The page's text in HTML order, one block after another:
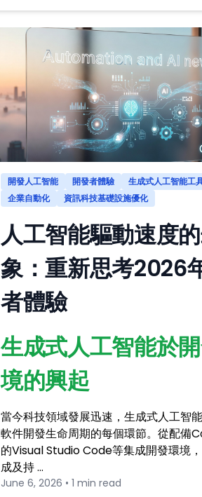
開發人工智能 開發者體驗
生成式人工智能工
企業自動化
資訊科技基礎設施優化
人工智能驅動速度
象：重新思考2026
者體驗
生成式人工智能於
境的興起
當今科技領域發展迅速，生成式人工智
軟件開發生命周期的每個環節。從配備
的Visual Studio Code等集成開發環境
成及持 …
June 6, 2026 • 1 min read